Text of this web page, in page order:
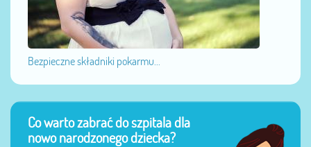
Bezpieczne składniki pokarmu...
Co warto zabrać do szpitala dla
nowo narodzonego dziecka?